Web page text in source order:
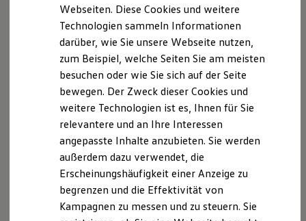
Sicherheit
Nachhaltigkeit
Technologie
Kosten und Kauf
Verbrauchskosten
Kaufoptionen
E-Auto-Förderung
Software und Konnektivität
Die ID. Software 6
ID. Software Versionen und Updates
Digitale Extras
Schnittstellen zu Ihrem ID.
Marke und Erlebnis
Volkswagen R und R Experience
R-Modelle
R Experience
Höchstgeschwindigkeitvon250 km/h für noch mehr
Komfort auf Ihren Fahrten.
Noch mehr Clubsport: mit dem optionalen
Performance
erreicht der Golf GTIClubsport mit entriegelter
Geschwindigkeitsbegrenzung 267 km/h. Zusätzlich enthält
das Paket eine Akrapovič Abgasanlageund
19-Zoll-
Leichtmetallräder.
GTIClubsport:Energieverbrauch kombiniert: 7,5 - 7,3
l/100km; CO₂-Emission kombiniert: 171 - 167 g/km; CO₂-
Klasse(n): F.
Webseiten. Diese Cookies und weitere
Technologien sammeln Informationen
darüber, wie Sie unsere Webseite nutzen,
zum Beispiel, welche Seiten Sie am meisten
besuchen oder wie Sie sich auf der Seite
bewegen. Der Zweck dieser Cookies und
weitere Technologien ist es, Ihnen für Sie
relevantere und an Ihre Interessen
angepasste Inhalte anzubieten. Sie werden
außerdem dazu verwendet, die
Erscheinungshäufigkeit einer Anzeige zu
begrenzen und die Effektivität von
Kampagnen zu messen und zu steuern. Sie